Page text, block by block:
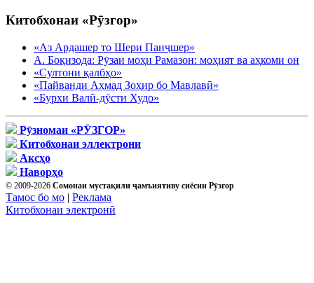
Китобхонаи «Рӯзгор»
«Аз Ардашер то Шери Панҷшер»
А. Боқизода: Рӯзаи моҳи Рамазон: моҳият ва аҳкоми он
«Султони қалбҳо»
«Пайванди Аҳмад Зоҳир бо Мавлавӣ»
«Бурхи Валӣ-дӯсти Худо»
Рӯзномаи «РӮЗГОР»
Китобхонаи эллектрони
Аксҳо
Наворҳо
© 2009-2026 Сомонаи мустақили ҷамъиятиву сиёсии Рӯзгор
Тамос бо мо | Реклама
Китобхонаи электронӣ